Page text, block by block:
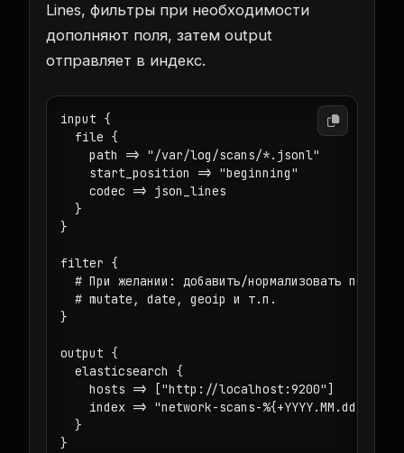
Lines, фильтры при необходимости
дополняют поля, затем output
отправляет в индекс.
input {
  file {
    path => "/var/log/scans/*.jsonl"
    start_position => "beginning"
    codec => json_lines
  }
}
filter {
  # При желании: добавить/нормализовать поля
  # mutate, date, geoip и т.п.
}
output {
  elasticsearch {
    hosts => ["http://localhost:9200"]
    index => "network-scans-%{+YYYY.MM.dd}"
  }
}